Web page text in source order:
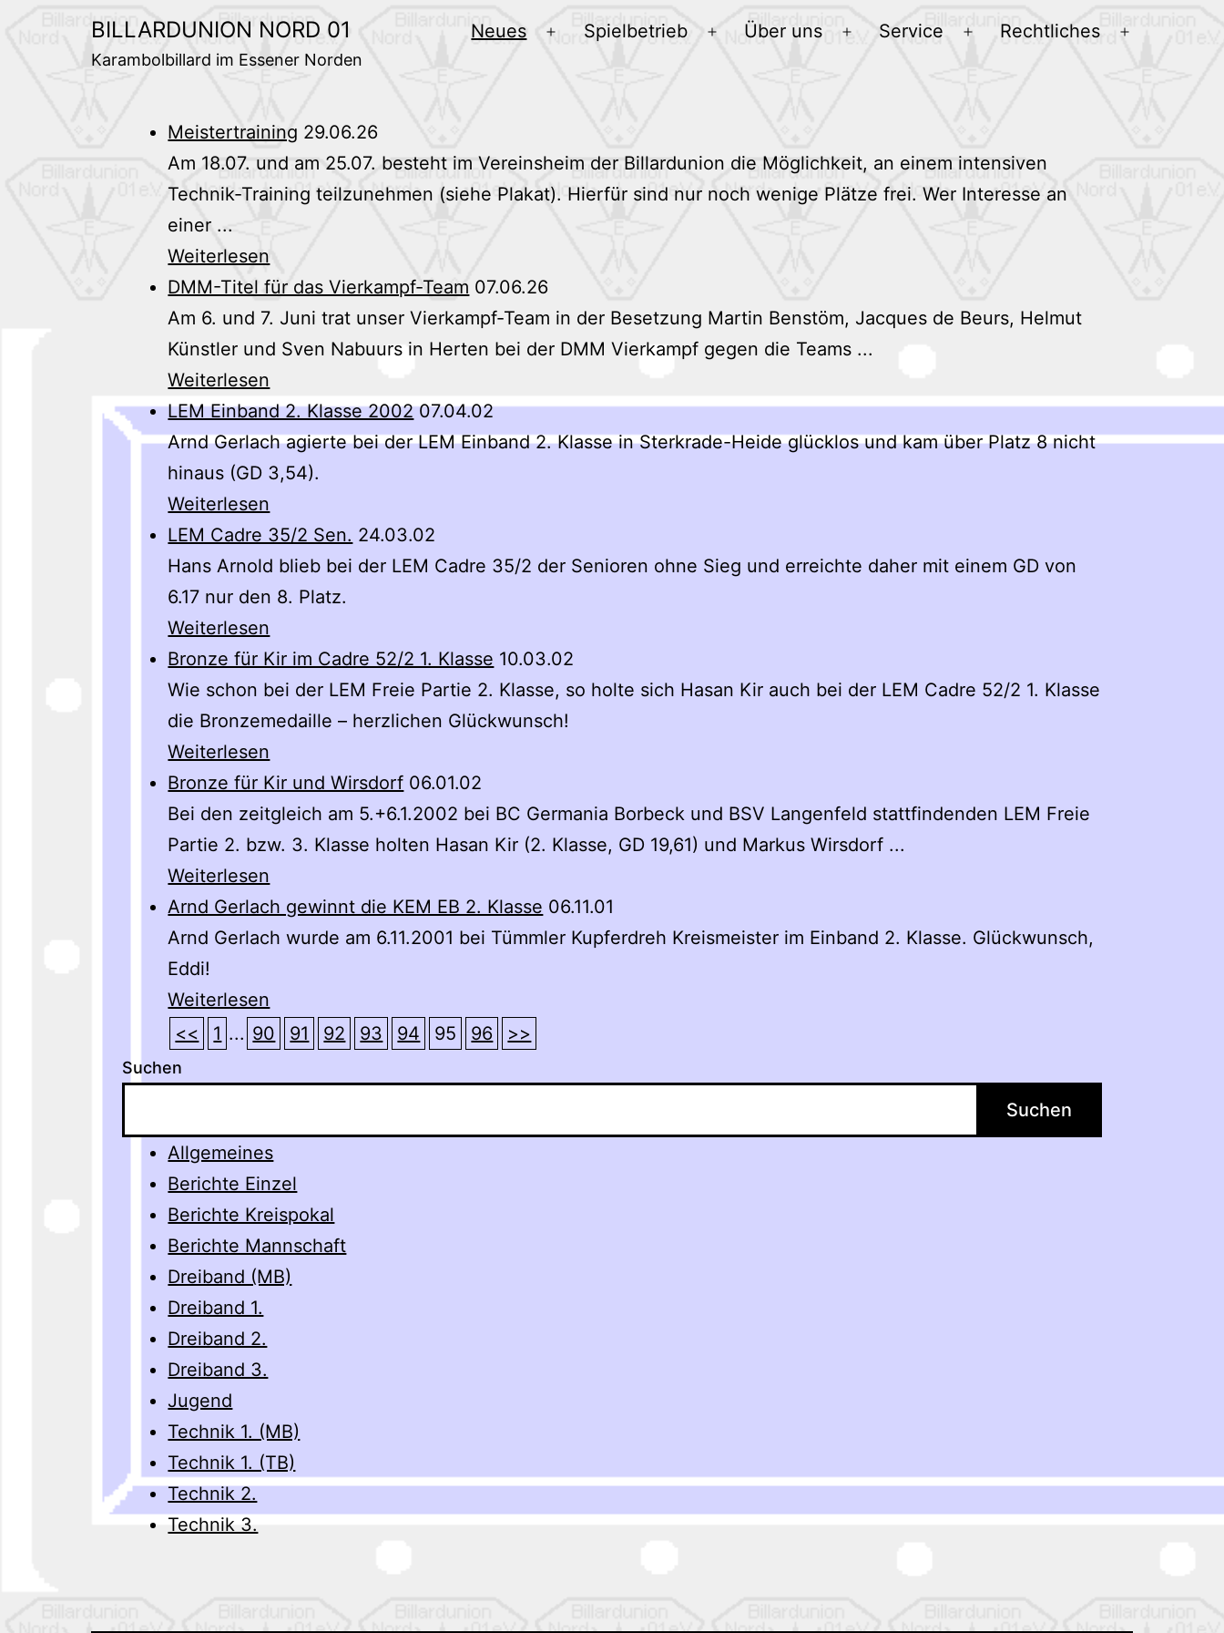
BILLARDUNION NORD 01
Karambolbillard im Essener Norden
Neues
Menü
Spielbetrieb
Menü
Über uns
Menü
Service
Menü
Rechtliches
Meistertraining 29.06.26
Am 18.07. und am 25.07. besteht im Vereinsheim der Billardunion die Möglichkeit, an einem intensiven
Technik-Training teilzunehmen (siehe Plakat). Hierfür sind nur noch wenige Plätze frei. Wer Interesse an
einer ...
Weiterlesen
DMM-Titel für das Vierkampf-Team 07.06.26
Am 6. und 7. Juni trat unser Vierkampf-Team in der Besetzung Martin Benstöm, Jacques de Beurs, Helmut
Künstler und Sven Nabuurs in Herten bei der DMM Vierkampf gegen die Teams ...
Weiterlesen
LEM Einband 2. Klasse 200207.04.02
Arnd Gerlach agierte bei der LEM Einband 2. Klasse in Sterkrade-Heide glücklos und kam über Platz 8 nicht
hinaus (GD 3,54).
Weiterlesen
LEM Cadre 35/2 Sen. 24.03.02
Hans Arnold blieb bei der LEM Cadre 35/2 der Senioren ohne Sieg und erreichte daher mit einem GD von
6.17 nur den 8. Platz.
Weiterlesen
Bronze für Kir im Cadre 52/2 1. Klasse 10.03.02
Wie schon bei der LEM Freie Partie 2. Klasse, so holte sich Hasan Kir auch bei der LEM Cadre 52/2 1. Klasse
die Bronzemedaille – herzlichen Glückwunsch!
Weiterlesen
Bronze für Kir und Wirsdorf 06.01.02
Bei den zeitgleich am 5.+6.1.2002 bei BC Germania Borbeck und BSV Langenfeld stattfindenden LEM Freie
Partie 2. bzw. 3. Klasse holten Hasan Kir (2. Klasse, GD 19,61) und Markus Wirsdorf ...
Weiterlesen
Arnd Gerlach gewinnt die KEM EB 2. Klasse 06.11.01
Arnd Gerlach wurde am 6.11.2001 bei Tümmler Kupferdreh Kreismeister im Einband 2. Klasse. Glückwunsch,
Eddi!
Weiterlesen
<<
1 ... 90 91 92 93 94 95 96 >>
Suchen
Suchen
Allgemeines
Berichte Einzel
Berichte Kreispokal
Berichte Mannschaft
Dreiband (MB)
Dreiband 1.
Dreiband 2.
Dreiband 3.
Jugend
Technik 1. (MB)
Technik 1. (TB)
Technik 2.
Technik 3.